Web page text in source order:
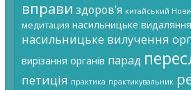
вправи здоров'я китайський
медитация насильницьке
насильницьке вилучення
вирізання органів парад
петиція практика практикувальник